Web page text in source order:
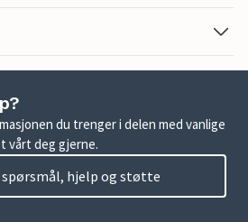
du trenger i delen med vanlige
vårt deg gjerne.
spørsmål, hjelp og støtte